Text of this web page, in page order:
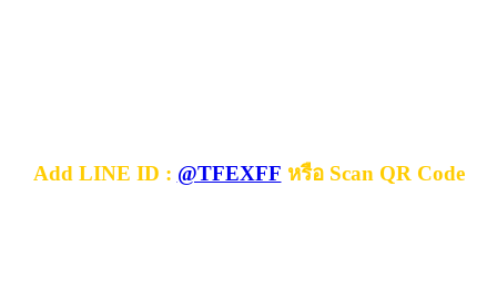
Add LINE ID : @TFEXFF หรือ Scan QR Code